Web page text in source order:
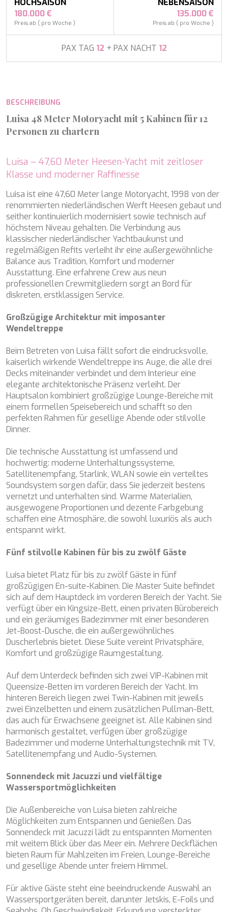
HOCHSAISON
180.000 €
Preis ab ( pro Woche )
NEBENSAISON
135.000 €
Preis ab ( pro Woche )
PAX TAG 12 + PAX NACHT 12
BESCHREIBUNG
Luisa 48 Meter Motoryacht mit 5 Kabinen für 12
Personen zu chartern
Luisa – 47,60 Meter Heesen-Yacht mit zeitloser
Klasse und moderner Raffinesse
Luisa ist eine 47,60 Meter lange Motoryacht, 1998 von der
renommierten niederländischen Werft Heesen gebaut und
seither kontinuierlich modernisiert sowie technisch auf
höchstem Niveau gehalten. Die Verbindung aus
klassischer niederländischer Yachtbaukunst und
regelmäßigen Refits verleiht ihr eine außergewöhnliche
Balance aus Tradition, Komfort und moderner
Ausstattung. Eine erfahrene Crew aus neun
professionellen Crewmitgliedern sorgt an Bord für
diskreten, erstklassigen Service.
Großzügige Architektur mit imposanter
Wendeltreppe
Beim Betreten von Luisa fällt sofort die eindrucksvolle,
kaiserlich wirkende Wendeltreppe ins Auge, die alle drei
Decks miteinander verbindet und dem Interieur eine
elegante architektonische Präsenz verleiht. Der
Hauptsalon kombiniert großzügige Lounge-Bereiche mit
einem formellen Speisebereich und schafft so den
perfekten Rahmen für gesellige Abende oder stilvolle
Dinner.
Die technische Ausstattung ist umfassend und
hochwertig: moderne Unterhaltungssysteme,
Satellitenempfang, Starlink, WLAN sowie ein verteiltes
Soundsystem sorgen dafür, dass Sie jederzeit bestens
vernetzt und unterhalten sind. Warme Materialien,
ausgewogene Proportionen und dezente Farbgebung
schaffen eine Atmosphäre, die sowohl luxuriös als auch
entspannt wirkt.
Fünf stilvolle Kabinen für bis zu zwölf Gäste
Luisa bietet Platz für bis zu zwölf Gäste in fünf
großzügigen En-suite-Kabinen. Die Master Suite befindet
sich auf dem Hauptdeck im vorderen Bereich der Yacht. Sie
verfügt über ein Kingsize-Bett, einen privaten Bürobereich
und ein geräumiges Badezimmer mit einer besonderen
Jet-Boost-Dusche, die ein außergewöhnliches
Duscherlebnis bietet. Diese Suite vereint Privatsphäre,
Komfort und großzügige Raumgestaltung.
Auf dem Unterdeck befinden sich zwei VIP-Kabinen mit
Queensize-Betten im vorderen Bereich der Yacht. Im
hinteren Bereich liegen zwei Twin-Kabinen mit jeweils
zwei Einzelbetten und einem zusätzlichen Pullman-Bett,
das auch für Erwachsene geeignet ist. Alle Kabinen sind
harmonisch gestaltet, verfügen über großzügige
Badezimmer und moderne Unterhaltungstechnik mit TV,
Satellitenempfang und Audio-Systemen.
Sonnendeck mit Jacuzzi und vielfältige
Wassersportmöglichkeiten
Die Außenbereiche von Luisa bieten zahlreiche
Möglichkeiten zum Entspannen und Genießen. Das
Sonnendeck mit Jacuzzi lädt zu entspannten Momenten
mit weitem Blick über das Meer ein. Mehrere Deckflächen
bieten Raum für Mahlzeiten im Freien, Lounge-Bereiche
und gesellige Abende unter freiem Himmel.
Für aktive Gäste steht eine beeindruckende Auswahl an
Wassersportgeräten bereit, darunter Jetskis, E-Foils und
APHAEA
AQUA LIBRA
AQUAVISTA
AQUILA
ARION
ASLEC 4
ATLANTIC
AURA I
B4
BABY I
BAGHEERA
BARACUDA VALLETTA
BARRACUDA III
BELLEZZA
BELUGA
BENITA BLUE
BEST OFF
BEYOND
BLACK LION
BLACK PEARL
BLEU DE NIMES
BLUE HEAVEN
CALA DI LUNA
CALADAN
CALMA
CALYPSO I
CANER IV
CAPRI I
CARMEN
CAROM
CATCH ME
CHAKRA
CHAMPAGNE HIPPY
CHARADE
CHRISTINA O
CLASE AZUL
CLOUD ATLAS
CLOUD IX
CONSTANTER
CORNELIA
CORSARIO
D5
DAIMA
DALMATINO
DAMARI
DANIDA
DANZAS
DAY OFF
DB9
DE LISLE III
DE ZEUS
DELTA ONE
DESAMIS B
DHAMMA II
DIVINE
DOLCE VITA IV
DONNA DEL MARE
E3
ECCE NAVIGO
ELLY
ELVI
ENDLESS HORIZON
EOLIA
ESMERALDA OF THE SEAS
ETERNAL SPARK
ETERNITY
Frankreich
Südostasien
Südpazifik
Kroatien
Cookies ändern
Technik und Funktional Immer aktiv
Diese Website verwendet eigene Cookies, um
verbessern. Wenn Sie weiter surfen, akzeptieren Sie deren
Installation. Der Benutzer hat die Möglichkeit, seinen
Browser zu konfigurieren und auf Wunsch zu verhindern,
bedenken muss, dass dies zu Schwierigkeiten beim
Navigieren auf der Website führen kann.
Analytik und Anpassung
Sie ermöglichen die Beobachtung und Analyse des
Verhaltens der Nutzer dieser Website. Die durch diese Art
von Cookies gesammelten Informationen werden
verwendet, um die Aktivität des Webs zu messen, um
Benutzernavigationsprofile zu erstellen, um basierend auf
Verbesserungen einzuführen. Sie ermöglichen es uns, die
Präferenzinformationen des Benutzers zu speichern, um
die Qualität unserer Dienstleistungen zu verbessern und
durch empfohlene Produkte ein besseres Erlebnis zu
bieten.
Marketing und Publizität
Diese Cookies werden verwendet, um Informationen über
die Präferenzen und persönlichen Entscheidungen des
Surfgewohnheiten zu speichern. Dank ihnen können wir
die Surfgewohnheiten auf der Website kennen und
anzeigen.